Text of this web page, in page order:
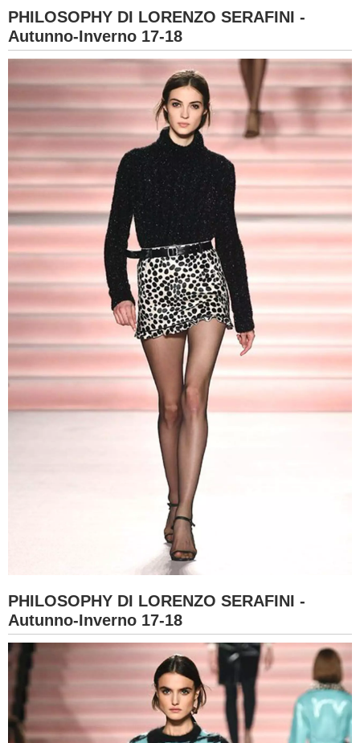
PHILOSOPHY DI LORENZO SERAFINI -
Autunno-Inverno 17-18
PHILOSOPHY DI LORENZO SERAFINI -
Autunno-Inverno 17-18